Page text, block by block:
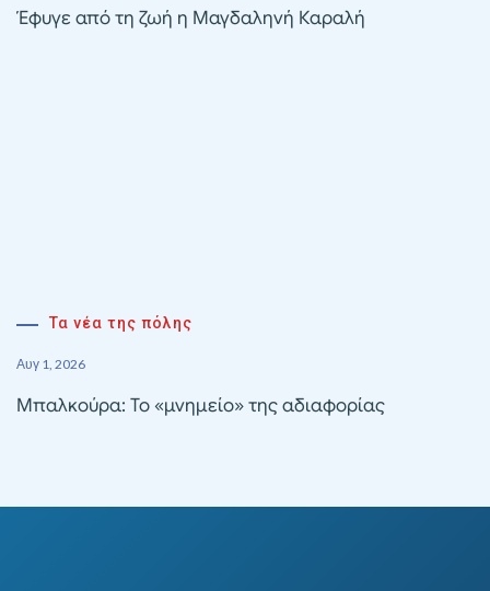
Έφυγε από τη ζωή η Μαγδαληνή Καραλή
Τα νέα της πόλης
Αυγ 1, 2026
Μπαλκούρα: Το «μνημείο» της αδιαφορίας